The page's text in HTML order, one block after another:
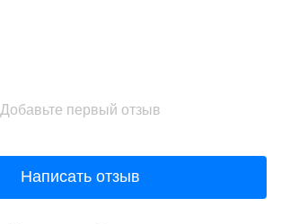
Добавьте первый отзыв
Написать отзыв